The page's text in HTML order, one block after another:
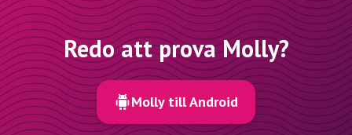
Redo att prova Molly?
Molly till Android